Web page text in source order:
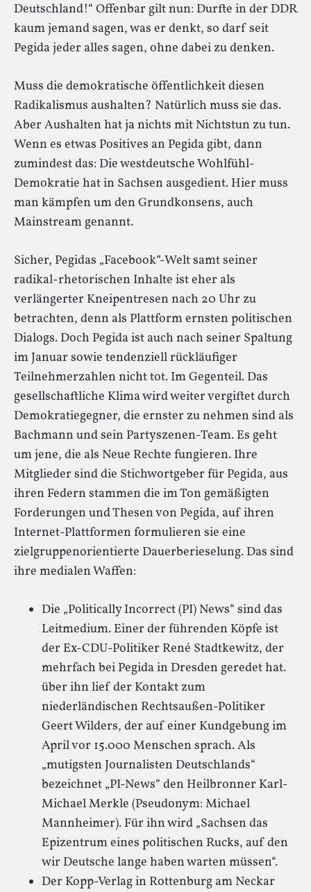
Deutschland!“ Offenbar gilt nun: Durfte in der DDR
kaum jemand sagen, was er denkt, so darf seit
Pegida jeder alles sagen, ohne dabei zu denken.
Muss die demokratische öffentlichkeit diesen
Radikalismus aushalten? Natürlich muss sie das.
Aber Aushalten hat ja nichts mit Nichtstun zu tun.
Wenn es etwas Positives an Pegida gibt, dann
zumindest das: Die westdeutsche Wohlfühl-
Demokratie hat in Sachsen ausgedient. Hier muss
man kämpfen um den Grundkonsens, auch
Mainstream genannt.
Sicher, Pegidas „Facebook“-Welt samt seiner
radikal-rhetorischen Inhalte ist eher als
verlängerter Kneipentresen nach 20 Uhr zu
betrachten, denn als Plattform ernsten politischen
Dialogs. Doch Pegida ist auch nach seiner Spaltung
im Januar sowie tendenziell rückläufiger
Teilnehmerzahlen nicht tot. Im Gegenteil. Das
gesellschaftliche Klima wird weiter vergiftet durch
Demokratiegegner, die ernster zu nehmen sind als
Bachmann und sein Partyszenen-Team. Es geht
um jene, die als Neue Rechte fungieren. Ihre
Mitglieder sind die Stichwortgeber für Pegida, aus
ihren Federn stammen die im Ton gemäßigten
Forderungen und Thesen von Pegida, auf ihren
Internet-Plattformen formulieren sie eine
zielgruppenorientierte Dauerberieselung. Das sind
ihre medialen Waffen:
Die „Politically Incorrect (PI) News“ sind das
Leitmedium. Einer der führenden Köpfe ist
der Ex-CDU-Politiker René Stadtkewitz, der
mehrfach bei Pegida in Dresden geredet hat.
über ihn lief der Kontakt zum
niederländischen Rechtsaußen-Politiker
Geert Wilders, der auf einer Kundgebung im
April vor 15.000 Menschen sprach. Als
„mutigsten Journalisten Deutschlands“
bezeichnet „PI-News“ den Heilbronner Karl-
Michael Merkle (Pseudonym: Michael
Mannheimer). Für ihn wird „Sachsen das
Epizentrum eines politischen Rucks, auf den
wir Deutsche lange haben warten müssen“.
Der Kopp-Verlag in Rottenburg am Neckar